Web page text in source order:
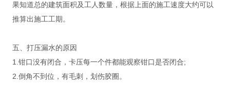
果知道总的建筑面积及工人数量，根据上面的施工速度大约可以
推算出施工工期。
五、打压漏水的原因
1.钳口没有闭合，卡压每一个件都能观察钳口是否闭合;
2.倒角不到位，有毛刺，划伤胶圈。